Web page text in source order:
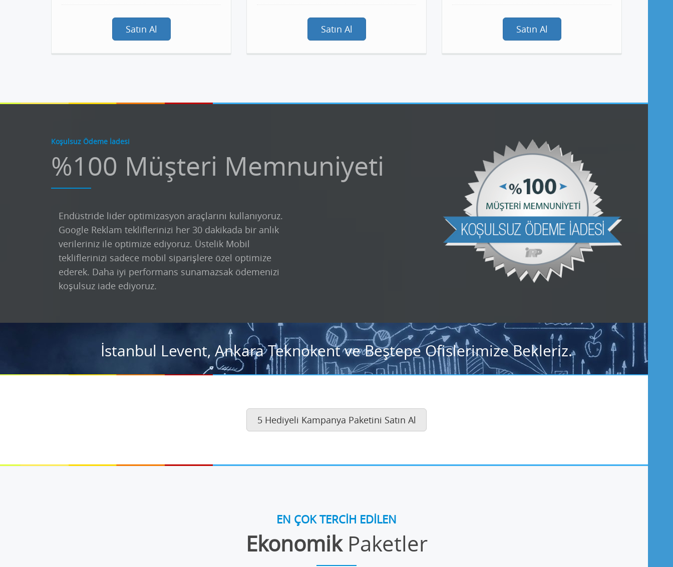
Satın Al Satın Al Satın Al
Koşulsuz Ödeme İadesi
%100 Müşteri Memnuniyeti
Endüstride lider optimizasyon araçlarını kullanıyoruz.
Google Reklam tekliflerinizi her 30 dakikada bir anlık
verileriniz ile optimize ediyoruz. Üstelik Mobil
tekliflerinizi sadece mobil siparişlere özel optimize
ederek. Daha iyi performans sunamazsak ödemenizi
koşulsuz iade ediyoruz.
İstanbul Levent, Ankara Teknokent ve Beştepe Ofislerimize Bekleriz.
5 Hediyeli Kampanya Paketini Satın Al
EN ÇOK TERCİH EDİLEN
EkonomikPaketler